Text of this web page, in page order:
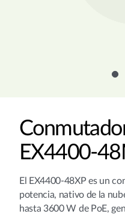
EX4400-
El EX4400-48XP es un
potencia, nativo de la
hasta 3600 W de PoE,